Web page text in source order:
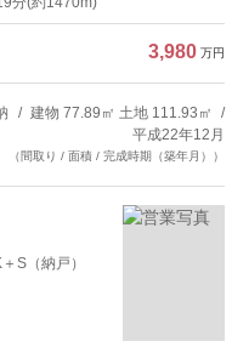
3,980 万円
建物 77.89㎡ 土地 111.93㎡
平成22年12月
（間取り / 面積 / 完成時期（築年月））
S（納戸）